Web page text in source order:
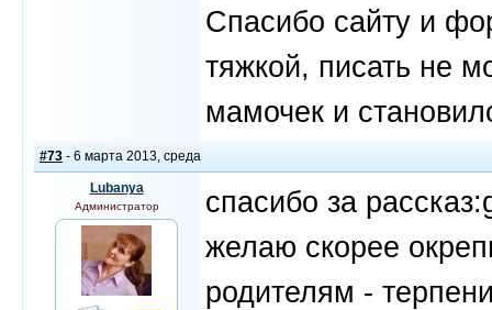
Спасибо сайту и
тяжкой, писать не
мамочек и
#73 - 6 марта 2013, среда
Lubanya
Администратор
спасибо за
желаю скорее
родителям -